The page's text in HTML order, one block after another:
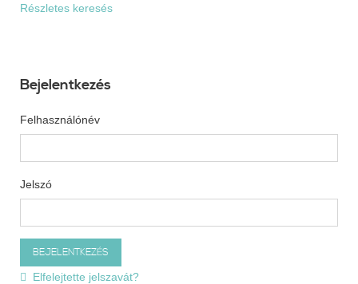
Részletes keresés
Bejelentkezés
Felhasználónév
Jelszó
Elfelejtette jelszavát?